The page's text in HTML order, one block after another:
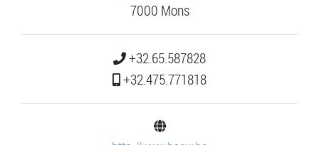
7000 Mons
+32.65.587828
+32.475.771818